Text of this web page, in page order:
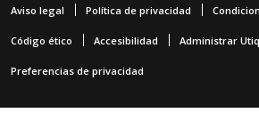
Aviso legal Política de privacidad
Código ético Accesibilidad Administrar Utiq
Preferencias de privacidad